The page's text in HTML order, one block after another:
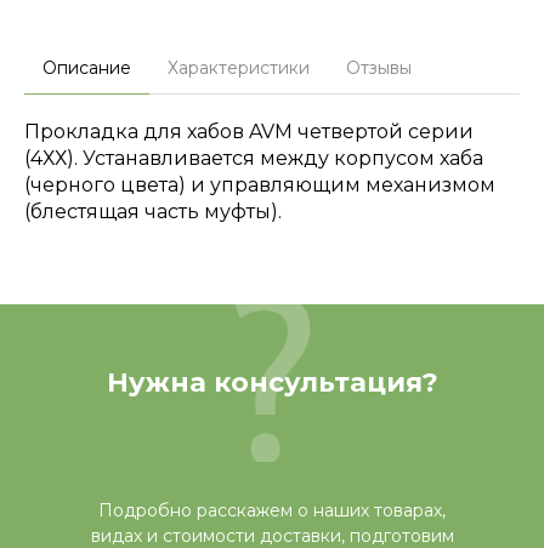
Описание Характеристики Отзывы
Прокладка для хабов AVM четвертой серии
(4ХХ). Устанавливается между корпусом хаба
(черного цвета) и управляющим механизмом
(блестящая часть муфты).
Нужна консультация?
Подробно расскажем о наших товарах,
видах и стоимости доставки, подготовим